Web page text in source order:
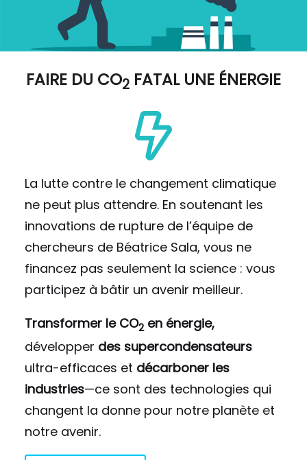
FAIRE DU CO2 FATAL UNE ÉNERGIE
La lutte contre le changement climatique
ne peut plus attendre. En soutenant les
innovations de rupture de l’équipe de
chercheurs de Béatrice Sala, vous ne
financez pas seulement la science : vous
participez à bâtir un avenir meilleur.
Transformer le CO2 en énergie,
développer des supercondensateurs
ultra-efficaces et décarboner les
industries—ce sont des technologies qui
changent la donne pour notre planète et
notre avenir.